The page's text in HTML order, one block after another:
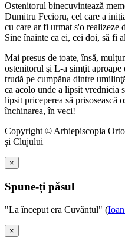
Ostenitorul binecuvintează
Dumitru Fecioru, cel care a
cu care ar fi urmat s'o realizeze
Sine înainte ca ei, cei doi, să fi
Mai presus de toate, însă,
ostenitorul şi L-a simţit aproape
trudă pe cumpăna dintre
ca acolo unde a lipsit vrednicia
lipsit priceperea să prisosească
închinarea, în veci!
Copyright © Arhiepiscopia
și Clujului
×
Spune-ți păsul
"La început era Cuvântul" (
×